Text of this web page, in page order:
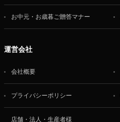
お中元・お歳暮ご贈答マナー
運営会社
会社概要
プライバシーポリシー
店舗・法人・生産者様